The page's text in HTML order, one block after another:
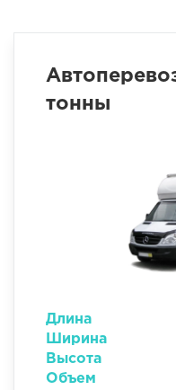
тонны
Длина
Ширина
Высота
Объем